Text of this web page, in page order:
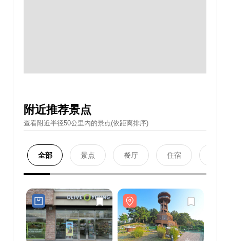
附近推荐景点
查看附近半径50公里內的景点(依距离排序)
全部 景点 餐厅 住宿